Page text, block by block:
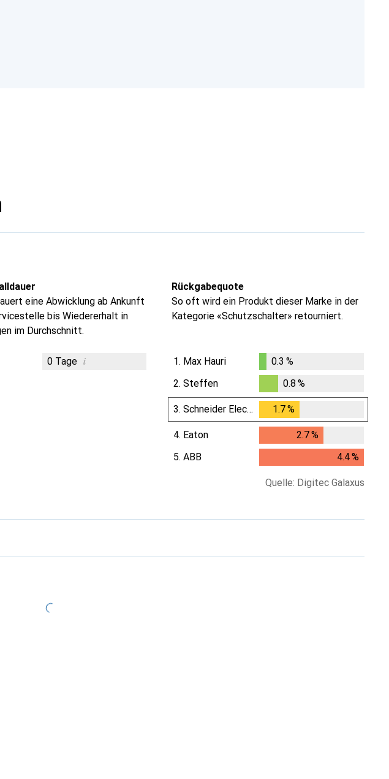
eine Abwicklung ab Ankunft
bis Wiedererhalt in
im Durchschnitt.
0Tage i
Rückgabequote
So oft wird ein Produkt dieser Marke in der
Kategorie «Schutzschalter» retourniert.
1. Max Hauri
%
0.3 %
2. Steffen
0.8%
0.8 %
3. Schneider Electric 1.7%
4. Eaton 2.7%
5. ABB 4.4%
Quelle: Digitec Galaxus